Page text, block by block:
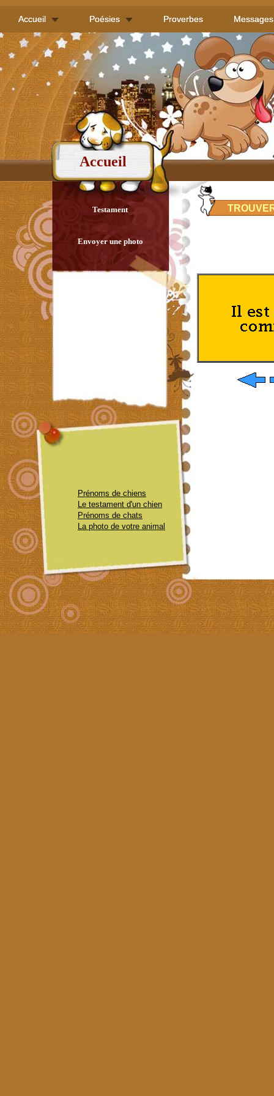
Accueil Poésies Proverbes Messages
Accueil
Testament
Envoyer une photo
Prénoms de chiens
Le testament d'un chien
Prénoms de chats
La photo de votre animal